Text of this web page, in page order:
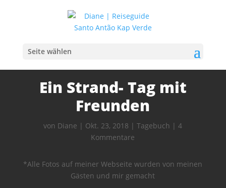
Seite wählen
Ein Strand- Tag mit
Freunden
von Diane | Okt. 23, 2018 |Tagebuch |4
Kommentare
*Alle Fotos auf meiner Webseite wurden von meinen
Gästen und mir gemacht